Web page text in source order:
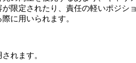
限定されたり、責任の軽いポジ
に用いられます。
れます。